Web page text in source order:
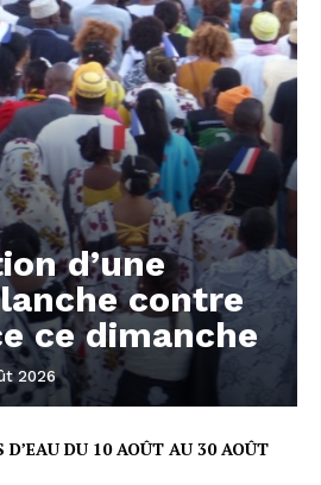
d’une
contre
ce dimanche
2026
DU 10 AOÛT AU 30 AOÛT